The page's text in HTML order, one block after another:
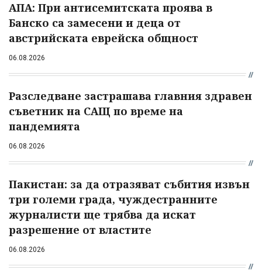
АПА: При антисемитската проява в
Банско са замесени и деца от
австрийската еврейска общност
06.08.2026
Разследване застрашава главния здравен
съветник на САЩ по време на
пандемията
06.08.2026
Пакистан: за да отразяват събития извън
три големи града, чуждестранните
журналисти ще трябва да искат
разрешение от властите
06.08.2026